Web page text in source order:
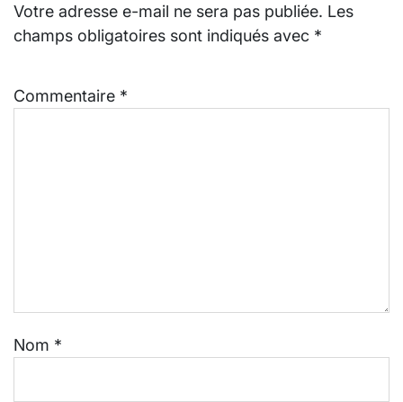
Votre adresse e-mail ne sera pas publiée. Les
champs obligatoires sont indiqués avec *
Commentaire *
Nom *